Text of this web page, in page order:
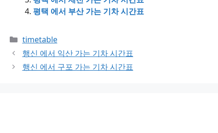
평택 에서 부산 가는 기차 시간표
Categories
timetable
행신 에서 익산 가는 기차 시간표
행신 에서 구포 가는 기차 시간표